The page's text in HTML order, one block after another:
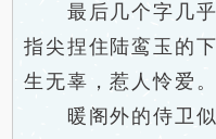
最后几个字几乎
指尖捏住陆鸾玉的
生无辜，惹人怜爱。
暖阁外的侍卫似